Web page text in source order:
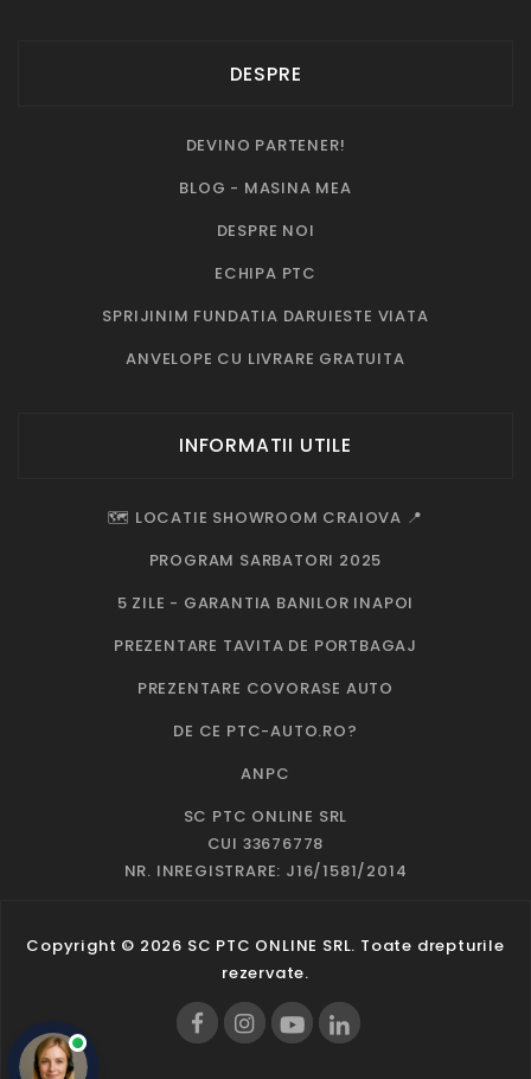
DESPRE
DEVINO PARTENER!
BLOG - MASINA MEA
DESPRE NOI
ECHIPA PTC
SPRIJINIM FUNDATIA DARUIESTE VIATA
ANVELOPE CU LIVRARE GRATUITA
INFORMATII UTILE
🗺️ LOCATIE SHOWROOM CRAIOVA 📍
PROGRAM SARBATORI 2025
5 ZILE - GARANTIA BANILOR INAPOI
PREZENTARE TAVITA DE PORTBAGAJ
PREZENTARE COVORASE AUTO
DE CE PTC-AUTO.RO?
ANPC
SC PTC ONLINE SRL
CUI 33676778
NR. INREGISTRARE: J16/1581/2014
Copyright © 2026 SC PTC ONLINE SRL. Toate drepturile
rezervate.